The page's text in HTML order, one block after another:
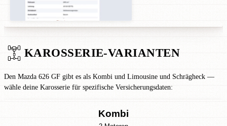
KAROSSERIE-VARIANTEN
Den Mazda 626 GF gibt es als Kombi und Limousine und Schrägheck —
wähle deine Karosserie für spezifische Versicherungsdaten:
Kombi